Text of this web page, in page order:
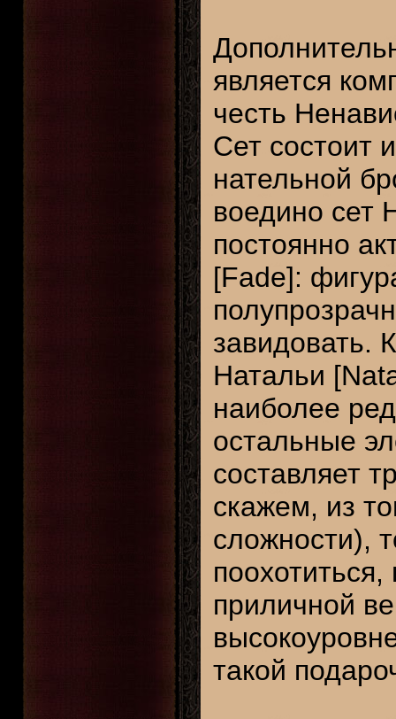
является
честь
Сет состоит
нательной
воедино сет
постоянно
[Fade]:
завидовать.
Натальи
наиболее
остальные
составляет
скажем, из
сложности),
приличной
такой